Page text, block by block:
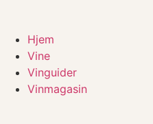
Hjem
Vine
Vinguider
Vinmagasin